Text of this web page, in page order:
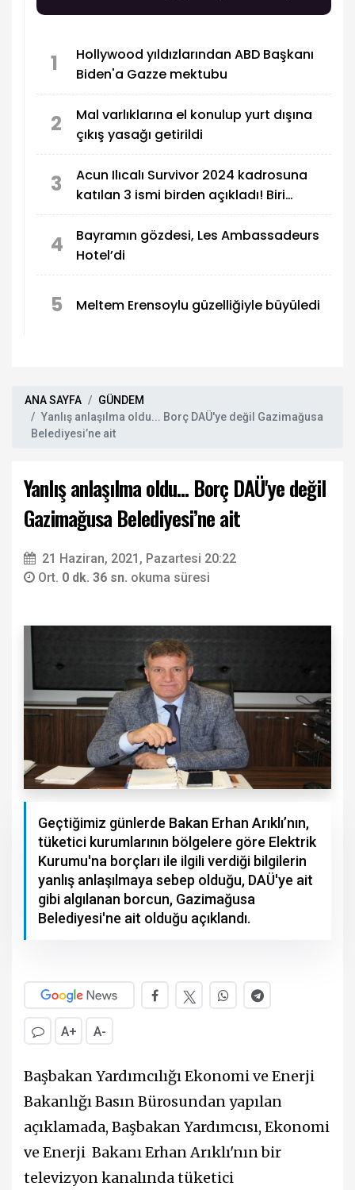
1
Hollywood yıldızlarından ABD Başkanı
Biden'a Gazze mektubu
2
Mal varlıklarına el konulup yurt dışına
çıkış yasağı getirildi
3
Acun Ilıcalı Survivor 2024 kadrosuna
katılan 3 ismi birden açıkladı! Biri
4
Bayramın gözdesi, Les Ambassadeurs
Hotel’di
5 Meltem Erensoylu güzelliğiyle büyüledi
ANA SAYFA
GÜNDEM
Yanlış anlaşılma oldu... Borç DAÜ'ye değil Gazimağusa
Belediyesi’ne ait
Yanlış anlaşılma oldu... Borç DAÜ'ye değil
Gazimağusa Belediyesi’ne ait
21 Haziran, 2021, Pazartesi 20:22
Ort. 0 dk. 36 sn. okuma süresi
Geçtiğimiz günlerde Bakan Erhan Arıklı’nın,
tüketici kurumlarının bölgelere göre Elektrik
Kurumu'na borçları ile ilgili verdiği bilgilerin
yanlış anlaşılmaya sebep olduğu, DAÜ'ye ait
gibi algılanan borcun, Gazimağusa
Belediyesi'ne ait olduğu açıklandı.
A+ A-
Başbakan Yardımcılığı Ekonomi ve Enerji
Bakanlığı Basın Bürosundan yapılan
açıklamada, Başbakan Yardımcısı, Ekonomi
ve Enerji Bakanı Erhan Arıklı'nın bir
televizyon kanalında tüketici